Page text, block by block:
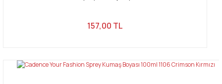
157,00 TL